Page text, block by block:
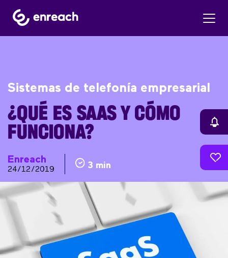
Sistemas de telefonía empresarial
¿QUÉ ES SAAS Y CÓMO
FUNCIONA?
Enreach
24/12/2019 3 min